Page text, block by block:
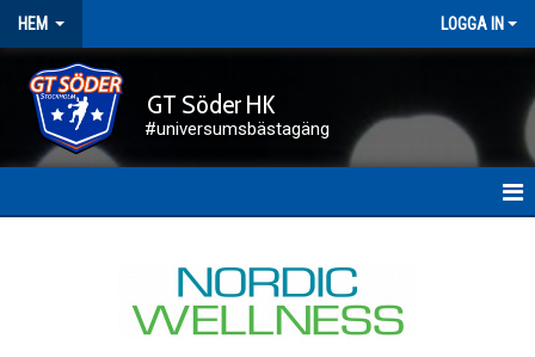
HEM LOGGA IN
GT Söder HK
#universumsbästagäng